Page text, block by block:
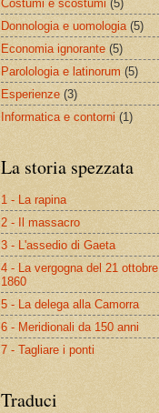
Costumi e scostumi (5)
Donnologia e uomologia (5)
Economia ignorante (5)
Parolologia e latinorum (5)
Esperienze (3)
Informatica e contorni (1)
La storia spezzata
1 - La rapina
2 - Il massacro
3 - L'assedio di Gaeta
4 - La vergogna del 21 ottobre
1860
5 - La delega alla Camorra
6 - Meridionali da 150 anni
7 - Tagliare i ponti
Traduci